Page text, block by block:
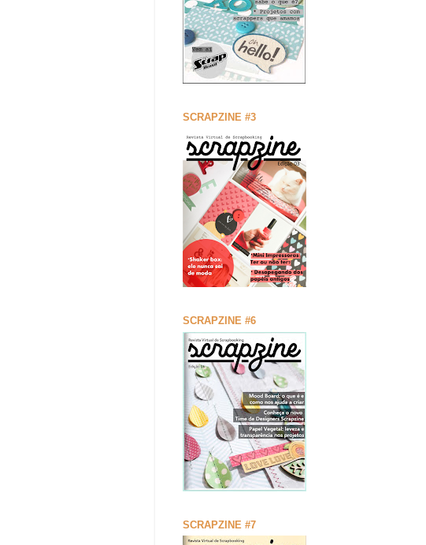
SCRAPZINE #3
SCRAPZINE #6
SCRAPZINE #7